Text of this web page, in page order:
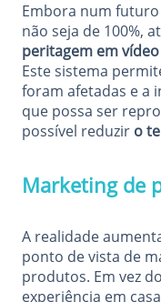
Embora num
não seja de 100%,
peritagem em vídeo
Este sistema
foram afetadas e a
que possa ser
possível reduzir o
Marketing de
A realidade
ponto de vista de
produtos. Em vez
experiência em